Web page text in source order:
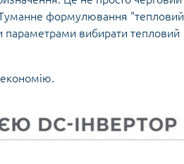
Туманне формулювання "тепловий
параметрами вибирати тепловий